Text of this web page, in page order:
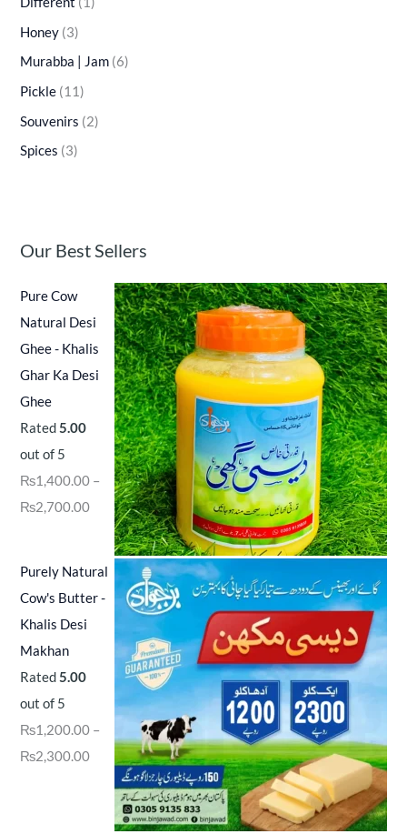
Honey (3)
Murabba | Jam (6)
Pickle (11)
Souvenirs (2)
Spices (3)
Our Best Sellers
Pure Cow
Natural Desi
Ghee - Khalis
Ghar Ka Desi
Ghee
Rated5.00
out of 5
₨1,400.00 –
₨2,700.00
Purely Natural
Cow's Butter -
Khalis Desi
Makhan
Rated5.00
out of 5
₨1,200.00 –
₨2,300.00